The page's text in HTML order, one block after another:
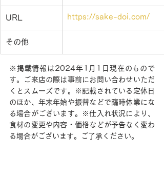
URL https://sake-doi.com/
その他
※掲載情報は2024年1月1日現在のもので
す。ご来店の際は事前にお問い合わせいただ
くとスムーズです。※記載されている定休日
のほか、年末年始や振替などで臨時休業にな
る場合がございます。※仕入れ状況により、
食材の変更や内容・価格などが予告なく変わ
る場合がございます。ご了承ください。